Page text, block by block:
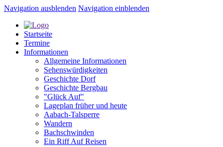
Navigation ausblenden Navigation einblenden
Startseite
Termine
Informationen
Allgemeine Informationen
Sehenswürdigkeiten
Geschichte Dorf
Geschichte Bergbau
"Glück Auf"
Lageplan früher und heute
Aabach-Talsperre
Wandern
Bachschwinden
Ein Riff Auf Reisen